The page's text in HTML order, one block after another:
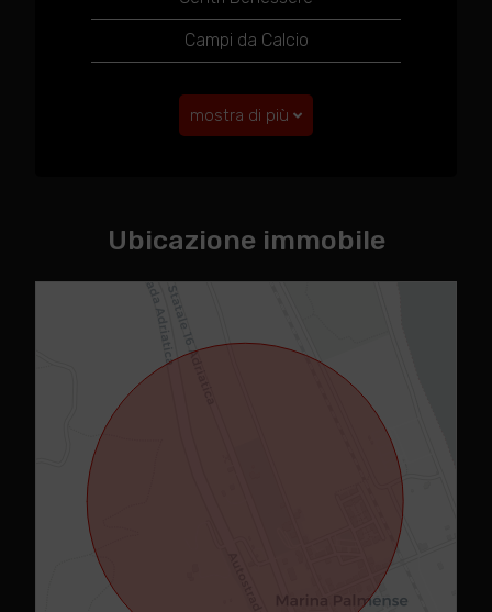
Campi da Calcio
mostra di più
Ubicazione immobile